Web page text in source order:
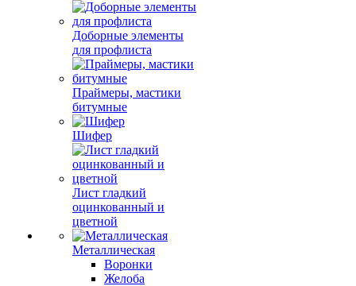
Доборные элементы
для профлиста
Праймеры, мастики
битумные
Шифер
Лист гладкий
оцинкованный и
цветной
Металлическая
Воронки
Желоба